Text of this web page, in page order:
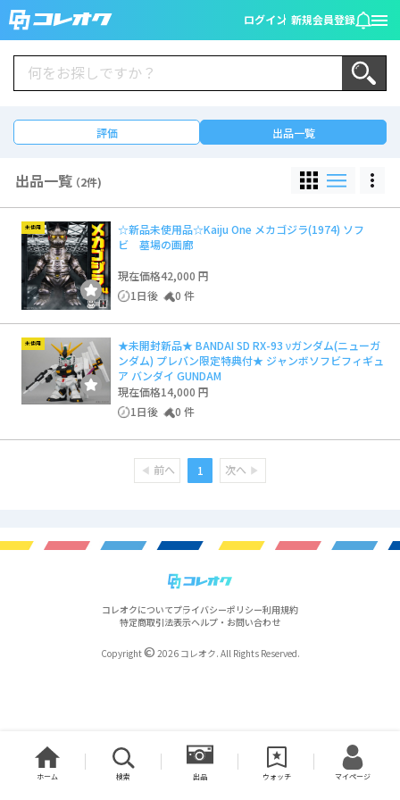
ログイン 新規会員登録
評価 出品一覧
出品一覧（2件)
未使用
☆新品未使用品☆Kaiju One メカゴジラ(1974) ソフ
ビ 墓場の画廊
現在価格42,000 円
1日後
0 件
未使用
★未開封新品★ BANDAI SD RX-93 νガンダム(ニューガ
ンダム) プレバン限定特典付★ ジャンボソフビフィギュ
ア バンダイ GUNDAM
現在価格14,000 円
1日後
0 件
前へ 1 次へ
コレオクについてプライバシーポリシー利用規約
特定商取引法表示ヘルプ・お問い合わせ
Copyright© 2026 コレオク. All Rights Reserved.
ホーム 検索 出品 ウォッチ マイページ